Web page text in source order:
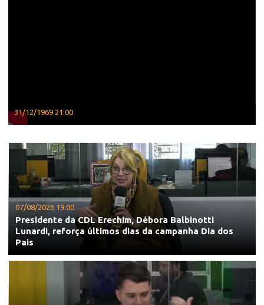
31/12/1969 21:00
07/08/2026 19:00
Presidente da CDL Erechim, Débora Balbinotti
Lunardi, reforça últimos dias da campanha Dia dos
Pais